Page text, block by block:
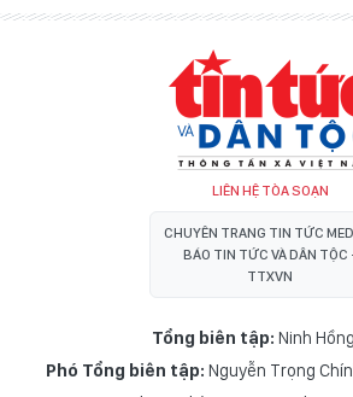
LIÊN HỆ TÒA SOẠN
CHUYÊN TRANG TIN TỨC
BÁO TIN TỨC VÀ DÂN TỘC
TTXVN
Tổng biên tập: Ninh
Phó Tổng biên tập: Nguyễn Trọng